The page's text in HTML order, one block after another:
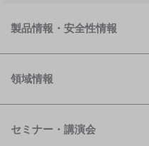
製品情報・安全性情報
領域情報
セミナー・講演会